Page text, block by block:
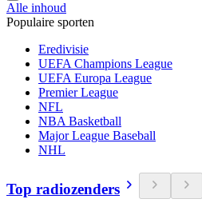
Alle inhoud
Populaire sporten
Eredivisie
UEFA Champions League
UEFA Europa League
Premier League
NFL
NBA Basketball
Major League Baseball
NHL
Top radiozenders